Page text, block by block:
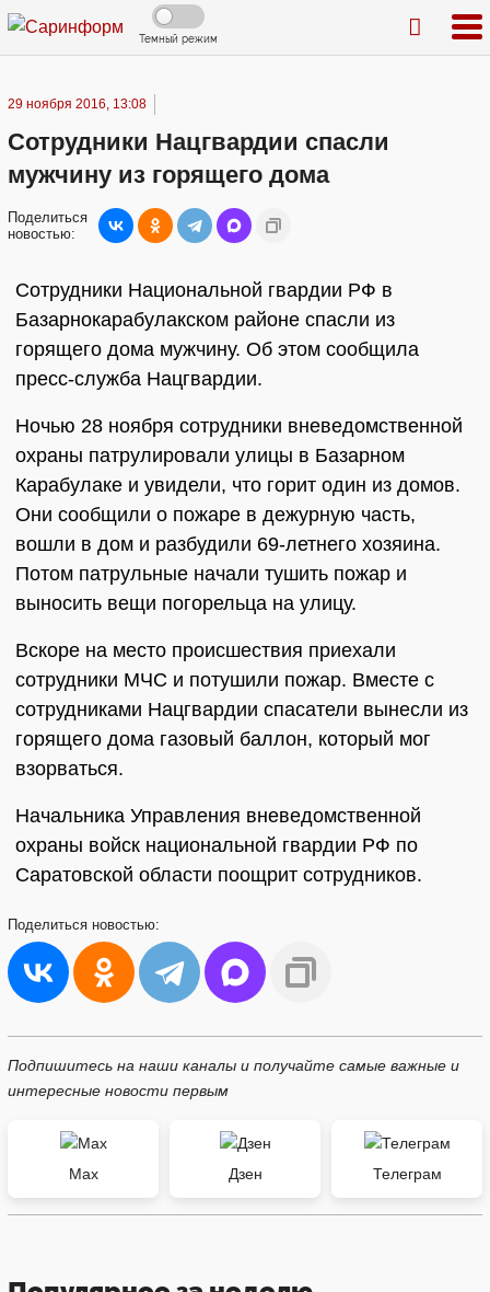
Темный режим
29 ноября 2016, 13:08
Сотрудники Нацгвардии спасли
мужчину из горящего дома
Поделиться
новостью:
Сотрудники Национальной гвардии РФ в
Базарнокарабулакском районе спасли из
горящего дома мужчину. Об этом сообщила
пресс-служба Нацгвардии.
Ночью 28 ноября сотрудники вневедомственной
охраны патрулировали улицы в Базарном
Карабулаке и увидели, что горит один из домов.
Они сообщили о пожаре в дежурную часть,
вошли в дом и разбудили 69-летнего хозяина.
Потом патрульные начали тушить пожар и
выносить вещи погорельца на улицу.
Вскоре на место происшествия приехали
сотрудники МЧС и потушили пожар. Вместе с
сотрудниками Нацгвардии спасатели вынесли из
горящего дома газовый баллон, который мог
взорваться.
Начальника Управления вневедомственной
охраны войск национальной гвардии РФ по
Саратовской области поощрит сотрудников.
Поделиться новостью:
Подпишитесь на наши каналы и получайте самые важные и
интересные новости первым
Max Дзен Телеграм